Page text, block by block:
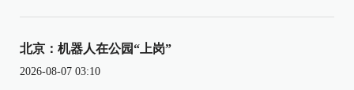
北京：机器人在公园“上岗”
2026-08-07 03:10